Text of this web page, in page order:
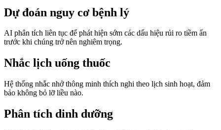
Dự đoán nguy cơ bệnh lý
AI phân tích liên tục để phát hiện sớm các dấu hiệu rủi ro tiềm ẩn
trước khi chúng trở nên nghiêm trọng.
Nhắc lịch uống thuốc
Hệ thống nhắc nhở thông minh thích nghi theo lịch sinh hoạt, đảm
bảo không bỏ lỡ liều nào.
Phân tích dinh dưỡng